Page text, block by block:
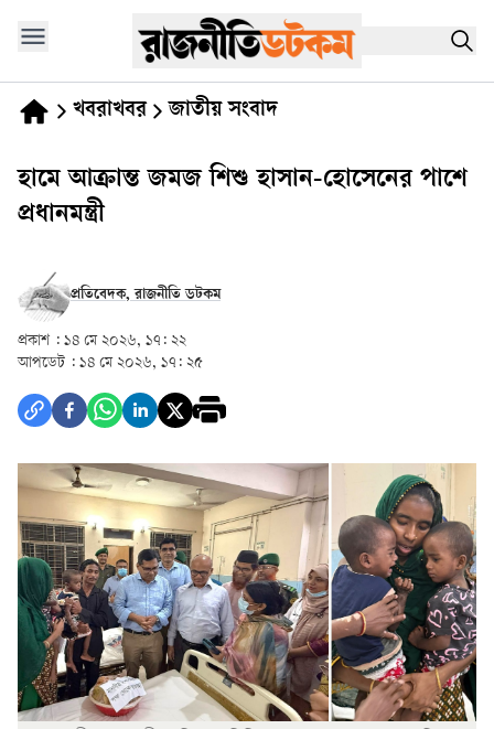
খবরাখবর জাতীয় সংবাদ
হামে আক্রান্ত জমজ শিশু হাসান-হোসেনের পাশে
প্রধানমন্ত্রী
প্রতিবেদক, রাজনীতি ডটকম
প্রকাশ : ১৪ মে ২০২৬, ১৭: ২২
আপডেট : ১৪ মে ২০২৬, ১৭: ২৫